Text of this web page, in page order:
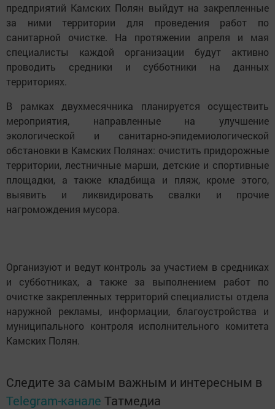
предприятий Камских Полян выйдут на закрепленные
за ними территории для проведения работ по
санитарной очистке. На протяжении апреля и мая
специалисты каждой организации будут активно
проводить средники и субботники на данных
территориях.
В рамках двухмесячника планируется осуществить
мероприятия, направленные на улучшение
экологической и санитарно-эпидемиологической
обстановки в Камских Полянах: очистить придорожные
территории, лестничные марши, детские и спортивные
площадки, а также кладбища и пляж, кроме этого,
выявить и ликвидировать свалки и прочие
нагромождения мусора.
Организуют и ведут контроль за участием в средниках
и субботниках, а также за выполнением работ по
очистке закрепленных территорий специалисты отдела
наружной рекламы, информации, благоустройства и
муниципального контроля исполнительного комитета
Камских Полян.
Следите за самым важным и интересным в
Telegram-канале Татмедиа